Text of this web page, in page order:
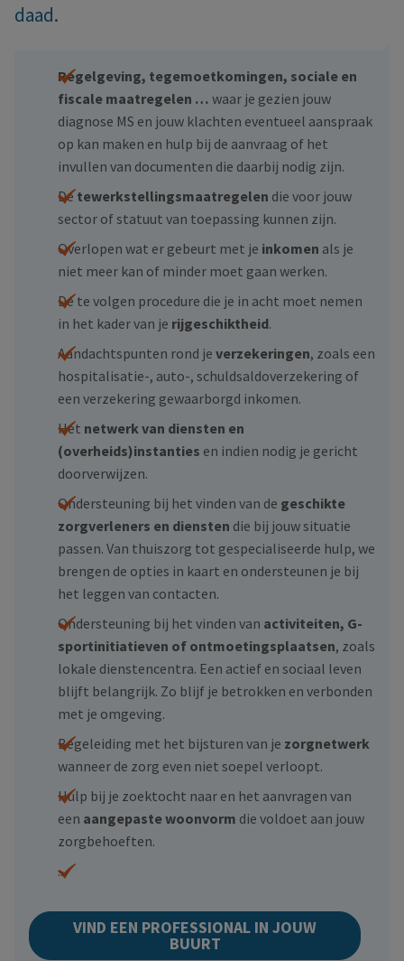
daad.
Regelgeving, tegemoetkomingen, sociale en
fiscale maatregelen … waar je gezien jouw
diagnose MS en jouw klachten eventueel aanspraak
op kan maken en hulp bij de aanvraag of het
invullen van documenten die daarbij nodig zijn.
Detewerkstellingsmaatregelen die voor jouw
sector of statuut van toepassing kunnen zijn.
Overlopen wat er gebeurt met je inkomen als je
niet meer kan of minder moet gaan werken.
De te volgen procedure die je in acht moet nemen
in het kader van je rijgeschiktheid.
Aandachtspunten rond je verzekeringen, zoals een
hospitalisatie-, auto-, schuldsaldoverzekering of
een verzekering gewaarborgd inkomen.
Het netwerk van diensten en
(overheids)instanties en indien nodig je gericht
doorverwijzen.
Ondersteuning bij het vinden van de geschikte
zorgverleners en diensten die bij jouw situatie
passen. Van thuiszorg tot gespecialiseerde hulp, we
brengen de opties in kaart en ondersteunen je bij
het leggen van contacten.
Ondersteuning bij het vinden van activiteiten, G-
sportinitiatieven of ontmoetingsplaatsen, zoals
lokale dienstencentra. Een actief en sociaal leven
blijft belangrijk. Zo blijf je betrokken en verbonden
met je omgeving.
Begeleiding met het bijsturen van je zorgnetwerk
wanneer de zorg even niet soepel verloopt.
Hulp bij je zoektocht naar en het aanvragen van
een aangepaste woonvorm die voldoet aan jouw
zorgbehoeften.
...
VIND EEN PROFESSIONAL IN JOUW
BUURT